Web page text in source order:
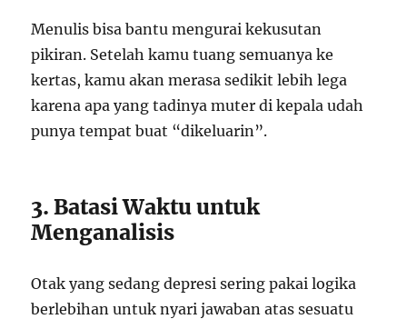
Menulis bisa bantu mengurai kekusutan
pikiran. Setelah kamu tuang semuanya ke
kertas, kamu akan merasa sedikit lebih lega
karena apa yang tadinya muter di kepala udah
punya tempat buat “dikeluarin”.
3. Batasi Waktu untuk
Menganalisis
Otak yang sedang depresi sering pakai logika
berlebihan untuk nyari jawaban atas sesuatu